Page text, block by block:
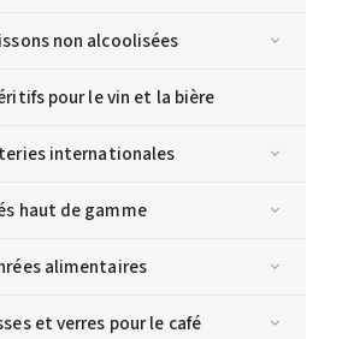
non alcoolisées
pour le vin et la bière
internationales
haut de gamme
alimentaires
et verres pour le café